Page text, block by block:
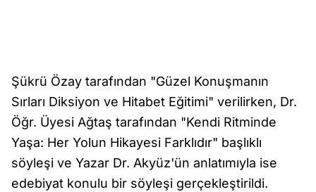
Şükrü Özay tarafından "Güzel Konuşmanın
Sırları Diksiyon ve Hitabet Eğitimi" verilirken, Dr.
Öğr. Üyesi Ağtaş tarafından "Kendi Ritminde
Yaşa: Her Yolun Hikayesi Farklıdır" başlıklı
söyleşi ve Yazar Dr. Akyüz'ün anlatımıyla ise
edebiyat konulu bir söyleşi gerçekleştirildi.